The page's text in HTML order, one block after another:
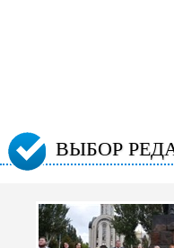
ВЫБОР